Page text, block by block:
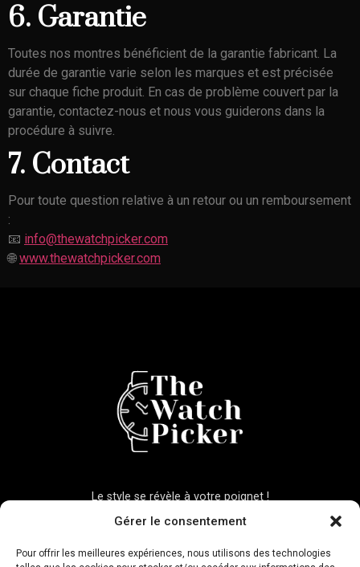
Gérer le consentement
Pour offrir les meilleures expériences, nous utilisons des technologies
6. Garantie
Toutes nos montres bénéficient de la garantie fabricant. La
durée de garantie varie selon les marques et est précisée
sur chaque fiche produit. En cas de problème couvert par la
garantie, contactez-nous et nous vous guiderons dans la
procédure à suivre.
7. Contact
Pour toute question relative à un retour ou un remboursement
:
📧 info@thewatchpicker.com
🌐www.thewatchpicker.com
Le style se révèle à votre poignet !
Liens légaux